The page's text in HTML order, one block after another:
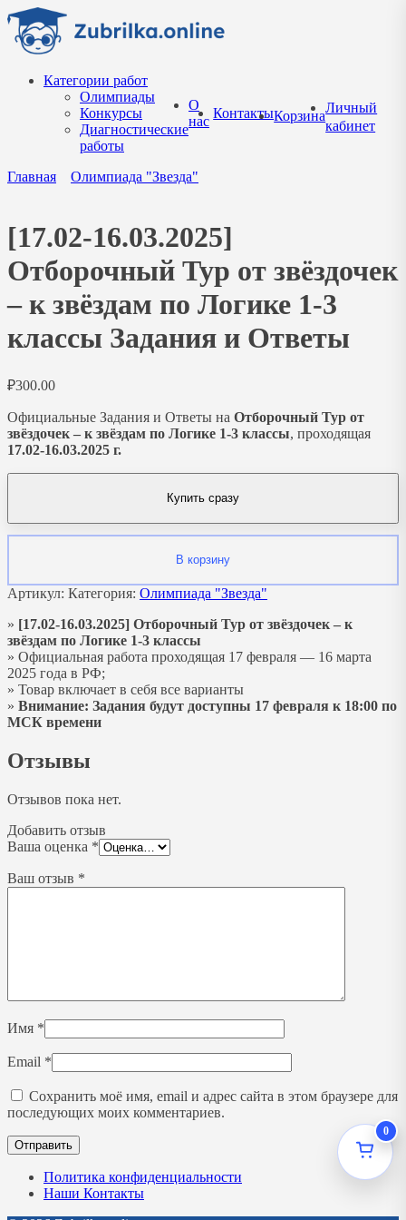
Перейти
содержанию
Категории работ
Олимпиады
Конкурсы
Диагностические
работы
О
нас
КонтактыКорзина
Личный
кабинет
Главная Олимпиада "Звезда"
[17.02-16.03.2025]
Отборочный Тур от звёздочек
– к звёздам по Логике 1-3
классы Задания и Ответы
₽300.00
Официальные Задания и Ответы на Отборочный Тур от
звёздочек – к звёздам по Логике 1-3 классы, проходящая
17.02-16.03.2025 г.
Купить сразу
В корзину
Артикул: Категория: Олимпиада "Звезда"
» [17.02-16.03.2025] Отборочный Тур от звёздочек – к
звёздам по Логике 1-3 классы
» Официальная работа проходящая 17 февраля — 16 марта
2025 года в РФ;
» Товар включает в себя все варианты
» Внимание: Задания будут доступны 17 февраля к 18:00 по
МСК времени
Отзывы
Отзывов пока нет.
Добавить отзыв
Ваша оценка *
Ваш отзыв *
Имя *
Email *
Сохранить моё имя, email и адрес сайта в этом браузере для
последующих моих комментариев.
Политика конфиденциальности
Наши Контакты
0